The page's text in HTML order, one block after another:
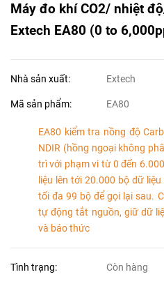
Máy đo khí CO2/ nhiệt
Extech EA80 (0 to
Nhà sản xuất: Extech
Mã sản phẩm: EA80
EA80 kiểm tra nồng độ
NDIR (hồng ngoại không
trì với phạm vi từ 0 đến
liệu lên tới 20.000 bộ dữ
tối đa 99 bộ để gọi lại sau.
tự động tắt nguồn, giữ dữ
và báo thức
Tình trạng: Còn hàng